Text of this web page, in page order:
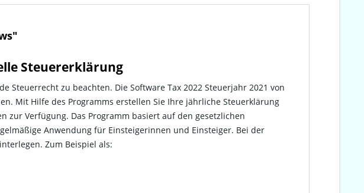
Steuererklärung
Steuerrecht zu beachten. Die Software Tax 2022 Steuerjahr 2021 von
Mit Hilfe des Programms erstellen Sie Ihre jährliche Steuerklärung
Verfügung. Das Programm basiert auf den gesetzlichen
Anwendung für Einsteigerinnen und Einsteiger. Bei der
Zum Beispiel als: